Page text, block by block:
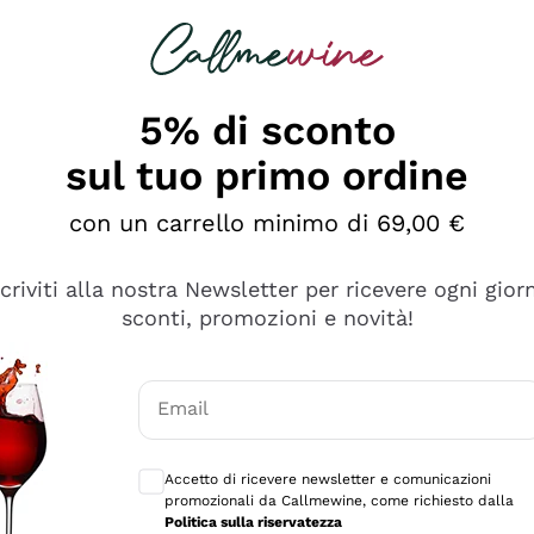
è male ma secondo me ci sono alternative che
5% di sconto
sul tuo primo ordine
con un carrello minimo di 69,00 €
alla nostra Newsletter per ricevere ogni
sconti, promozioni e novità!
Email
Accetto di ricevere newsletter e comunicazioni
promozionali da Callmewine, come richiesto dalla
Politica sulla riservatezza